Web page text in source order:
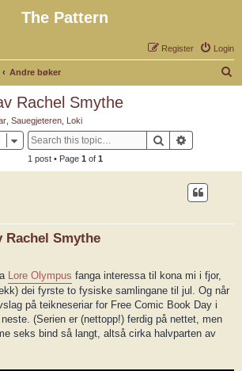
The Pattern
Login
Register
Andre bøker
Rachel Smythe
Sauegjeteren Loki
Search
1 post • Page 1 of 1
Rachel Smythe
Lore Olympus fanga interessa til kona mi i fjor,
dei fyrste to fysiske samlingane til jul. Og når
på teikneseriar for Free Comic Book Day i
(Serien er (nettopp!) ferdig på nettet, men
seks bind så langt, altså cirka halvparten av